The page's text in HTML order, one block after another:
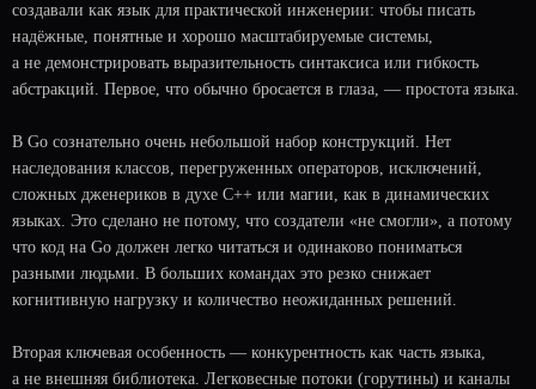
создавали как язык для практической инженерии: чтобы писать
надёжные, понятные и хорошо масштабируемые системы,
а не демонстрировать выразительность синтаксиса или гибкость
абстракций. Первое, что обычно бросается в глаза, — простота языка.
В Go сознательно очень небольшой набор конструкций. Нет
наследования классов, перегруженных операторов, исключений,
сложных дженериков в духе C++ или магии, как в динамических
языках. Это сделано не потому, что создатели «не смогли», а потому
что код на Go должен легко читаться и одинаково пониматься
разными людьми. В больших командах это резко снижает
когнитивную нагрузку и количество неожиданных решений.
Вторая ключевая особенность — конкурентность как часть языка,
а не внешняя библиотека. Легковесные потоки (горутины) и каналы